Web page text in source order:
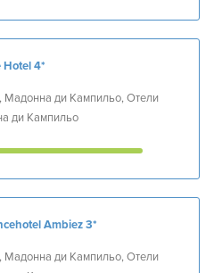
Hotel4*
Мадонна ди Кампильо, Отели
ди Кампильо
Ambiez3*
Мадонна ди Кампильо, Отели